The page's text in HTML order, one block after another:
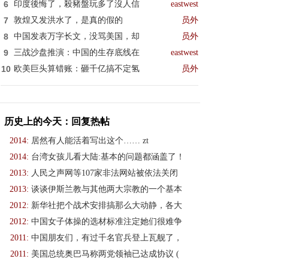
6 印度後悔了，殺豬盤玩多了沒人信 eastwest
7 敦煌又发洪水了，是真的假的 员外
8 中国发表万字长文，没骂美国，却 员外
9 三战沙盘推演：中国的生存底线在 eastwest
10 欧美巨头算错账：砸千亿搞不定氢 员外
历史上的今天：回复热帖
2014: 居然有人能活着写出这个…… zt
2014: 台湾女孩儿看大陆:基本的问题都涵盖了！
2013: 人民之声网等107家非法网站被依法关闭
2013: 谈谈伊斯兰教与其他两大宗教的一个基本
2012: 新华社把个战术安排搞那么大动静，各大
2012: 中国女子体操的选材标准注定她们很难争
2011: 中国朋友们，有过千名官兵登上瓦舰了，
2011: 美国总统奥巴马称两党领袖已达成协议 (